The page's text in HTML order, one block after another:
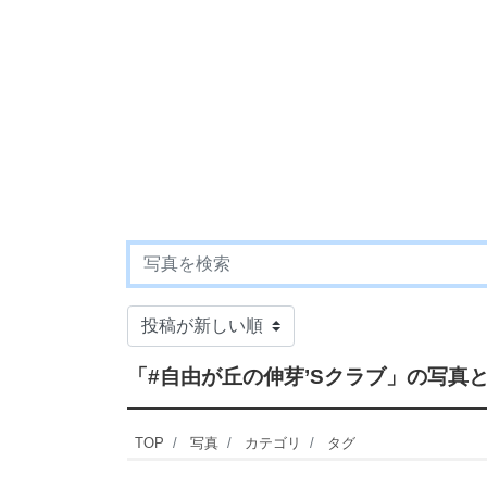
「#自由が丘の伸芽’Sクラブ」 の写真
TOP 写真 カテゴリ タグ